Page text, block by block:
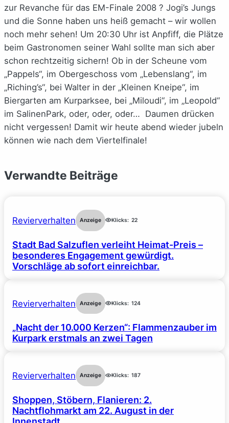
zur Revanche für das EM-Finale 2008 ? Jogi’s Jungs
und die Sonne haben uns heiß gemacht – wir wollen
noch mehr sehen! Um 20:30 Uhr ist Anpfiff, die Plätze
beim Gastronomen seiner Wahl sollte man sich aber
schon rechtzeitig sichern! Ob in der Scheune vom
„Pappels“, im Obergeschoss vom „Lebenslang“, im
„Riching’s“, bei Walter in der „Kleinen Kneipe“, im
Biergarten am Kurparksee, bei „Miloudi“, im „Leopold“
im SalinenPark, oder, oder, oder… Daumen drücken
nicht vergessen! Damit wir heute abend wieder jubeln
können wie nach dem Viertelfinale!
Verwandte Beiträge
Revierverhalten Anzeige Klicks: 22
Stadt Bad Salzuflen verleiht Heimat-Preis –
besonderes Engagement gewürdigt.
Vorschläge ab sofort einreichbar.
Revierverhalten Anzeige Klicks: 124
„Nacht der 10.000 Kerzen“: Flammenzauber im
Kurpark erstmals an zwei Tagen
Revierverhalten Anzeige Klicks: 187
Shoppen, Stöbern, Flanieren: 2.
Nachtflohmarkt am 22. August in der